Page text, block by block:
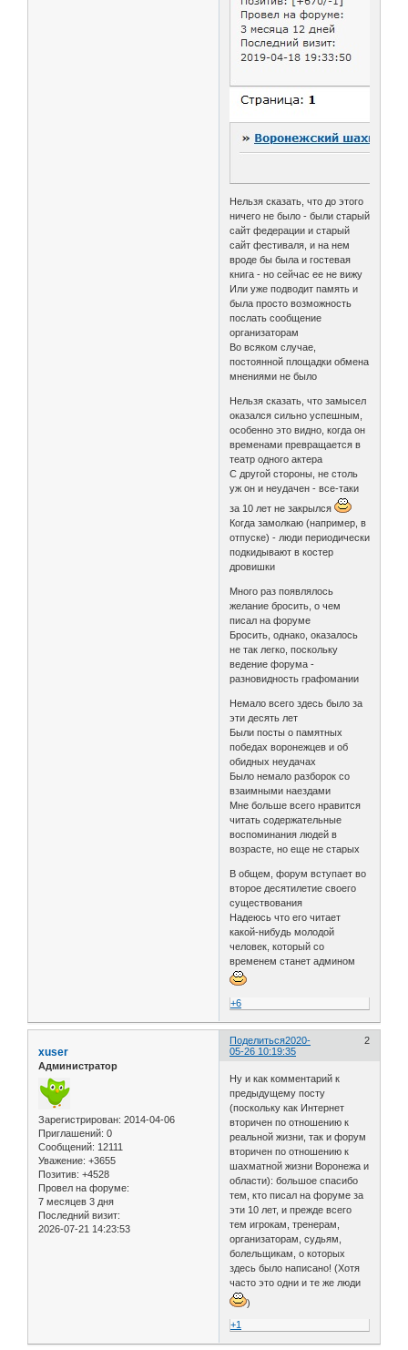
Нельзя сказать, что до этого
ничего не было - были старый
сайт федерации и старый
сайт фестиваля, и на нем
вроде бы была и гостевая
книга - но сейчас ее не вижу
Или уже подводит память и
была просто возможность
послать сообщение
организаторам
Во всяком случае,
постоянной площадки обмена
мнениями не было
Нельзя сказать, что замысел
оказался сильно успешным,
особенно это видно, когда он
временами превращается в
театр одного актера
С другой стороны, не столь
уж он и неудачен - все-таки
за 10 лет не закрылся
Когда замолкаю (например, в
отпуске) - люди периодически
подкидывают в костер
дровишки
Много раз появлялось
желание бросить, о чем
писал на форуме
Бросить, однако, оказалось
не так легко, поскольку
ведение форума -
разновидность графомании
Немало всего здесь было за
эти десять лет
Были посты о памятных
победах воронежцев и об
обидных неудачах
Было немало разборок со
взаимными наездами
Мне больше всего нравится
читать содержательные
воспоминания людей в
возрасте, но еще не старых
В общем, форум вступает во
второе десятилетие своего
существования
Надеюсь что его читает
какой-нибудь молодой
человек, который со
временем станет админом
+6
Поделиться 2
2020-
05-26 10:19:35
xuser
Администратор
Зарегистрирован: 2014-04-06
Приглашений: 0
Сообщений: 12111
Уважение: +3655
Позитив: +4528
Провел на форуме:
7 месяцев 3 дня
Последний визит:
2026-07-21 14:23:53
Ну и как комментарий к
предыдущему посту
(поскольку как Интернет
вторичен по отношению к
реальной жизни, так и форум
вторичен по отношению к
шахматной жизни Воронежа и
области): большое спасибо
тем, кто писал на форуме за
эти 10 лет, и прежде всего
тем игрокам, тренерам,
организаторам, судьям,
болельщикам, о которых
здесь было написано! (Хотя
часто это одни и те же люди
)
+1